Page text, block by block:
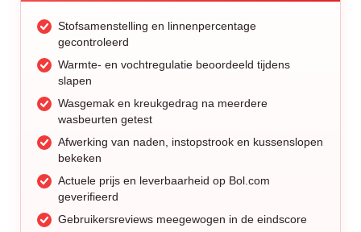
Stofsamenstelling en linnenpercentage
gecontroleerd
Warmte- en vochtregulatie beoordeeld tijdens
slapen
Wasgemak en kreukgedrag na meerdere
wasbeurten getest
Afwerking van naden, instopstrook en kussenslopen
bekeken
Actuele prijs en leverbaarheid op Bol.com
geverifieerd
Gebruikersreviews meegewogen in de eindscore